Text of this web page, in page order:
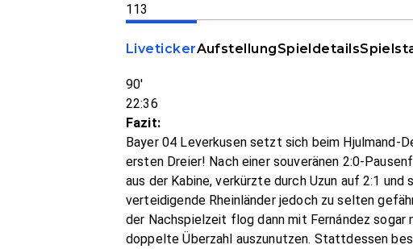
113
LivetickerAufstellungSpieldetails
90'
22:36
Fazit:
Bayer 04 Leverkusen setzt sich beim
ersten Dreier! Nach einer souveränen 2:0-
aus der Kabine, verkürzte durch Uzun auf 2:1
verteidigende Rheinländer jedoch zu selten
der Nachspielzeit flog dann mit Fernández
doppelte Überzahl auszunutzen. Stattdessen